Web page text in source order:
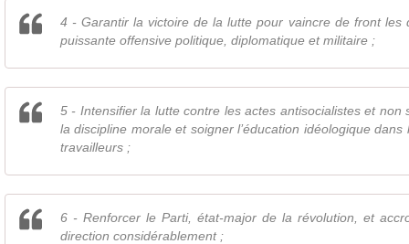
4 - Garantir la victoire de la lutte pour vaincre de front les
puissante offensive politique, diplomatique et militaire ;
5 - Intensifier la lutte contre les actes antisocialistes et non
la discipline morale et soigner l’éducation idéologique
travailleurs ;
6 - Renforcer le Parti, état-major de la révolution, et
direction considérablement ;